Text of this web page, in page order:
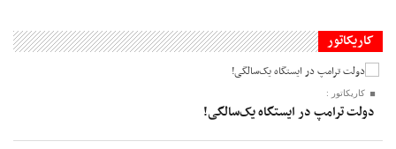
کاریکاتور
کاریکاتور :
دولت ترامپ در ایستگاه یک‌سالگی!